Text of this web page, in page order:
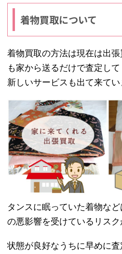
着物買取について
着物買取の方法は現在は出
も家から送るだけで査定し
新しいサービスも出て来てい
タンスに眠っていた着物な
の悪影響を受けているリスク
状態が良好なうちに早めに